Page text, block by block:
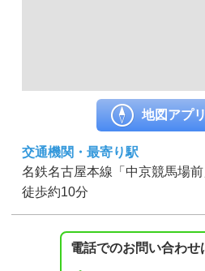
地図アプ
交通機関・最寄り駅
名鉄名古屋本線「中京競馬場
徒歩約10分
電話でのお問い合わせ